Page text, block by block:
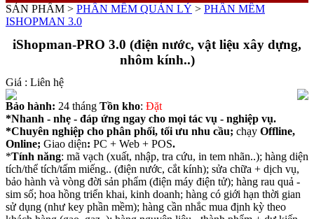
SẢN PHẨM > PHẦN MỀM QUẢN LÝ > PHẦN MỀM
ISHOPMAN 3.0
iShopman-PRO 3.0 (điện nước, vật liệu xây dựng,
nhôm kính..)
Giá : Liên hệ
Bảo hành: 24 tháng Tồn kho: Ðặt
*Nhanh - nhẹ - đáp ứng ngay cho mọi tác vụ - nghiệp vụ.
*Chuyên nghiệp cho phân phối, tối ưu nhu cầu; chạy Offline,
Online; Giao diện: PC + Web + POS.
*Tính năng: mã vạch (xuất, nhập, tra cứu, in tem nhãn..); hàng diện
tích/thể tích/tấm miếng.. (điện nước, cắt kính); sửa chữa + dịch vụ,
bảo hành và vòng đời sản phẩm (điện máy điện tử); hàng rau quả -
sim số; hoa hồng triển khai, kinh doanh; hàng có giới hạn thời gian
sử dụng (như key phần mềm); hàng cần nhắc mua định kỳ theo